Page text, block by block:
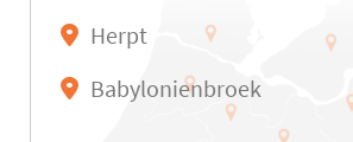
Herpt
Babylonienbroek